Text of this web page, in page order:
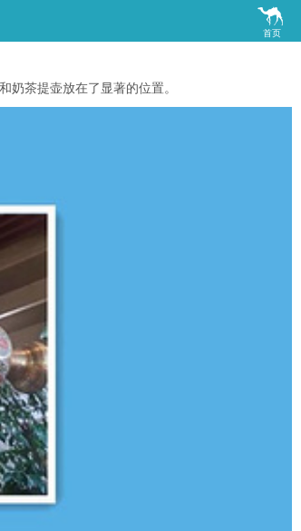

首页
奶茶提壶放在了显著的位置。